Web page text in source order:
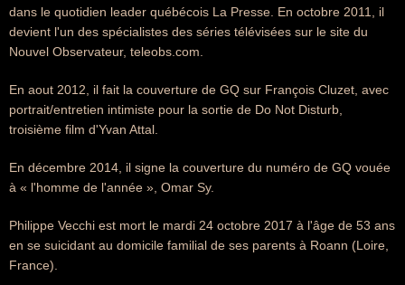
dans le quotidien leader québécois La Presse. En octobre 2011, il
devient l'un des spécialistes des séries télévisées sur le site du
Nouvel Observateur, teleobs.com.
En aout 2012, il fait la couverture de GQ sur François Cluzet, avec
portrait/entretien intimiste pour la sortie de Do Not Disturb,
troisième film d'Yvan Attal.
En décembre 2014, il signe la couverture du numéro de GQ vouée
à « l'homme de l'année », Omar Sy.
Philippe Vecchi est mort le mardi 24 octobre 2017 à l'âge de 53 ans
en se suicidant au domicile familial de ses parents à Roann (Loire,
France).